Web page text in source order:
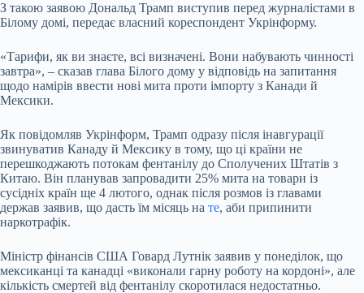
З такою заявою Дональд Трамп виступив перед журналістами в
Білому домі, передає власний кореспондент Укрінформу.
«Тарифи, як ви знаєте, всі визначені. Вони набувають чинності
завтра», – сказав глава Білого дому у відповідь на запитання
щодо намірів ввести нові мита проти імпорту з Канади й
Мексики.
Як повідомляв Укрінформ, Трамп одразу після інавгурації
звинуватив Канаду й Мексику в тому, що ці країни не
перешкоджають потокам фентанілу до Сполучених Штатів з
Китаю. Він планував запровадити 25% мита на товари із
сусідніх країн ще 4 лютого, однак після розмов із главами
держав заявив, що дасть їм місяць на те, аби припинити
наркотрафік.
Міністр фінансів США Говард Лутнік заявив у понеділок, що
мексиканці та канадці «виконали гарну роботу на кордоні», але
кількість смертей від фентанілу скоротилася недостатньо.